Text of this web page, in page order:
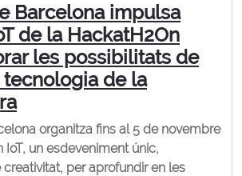
Barcelona impulsa
de la HackatH2On
les possibilitats de
tecnologia de la
organitza fins al 5 de novembre
IoT, un esdeveniment únic,
per aprofundir en les